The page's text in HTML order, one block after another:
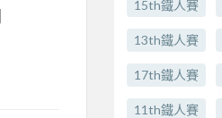
15th鐵人賽
13th鐵人賽
17th鐵人賽
11th鐵人賽